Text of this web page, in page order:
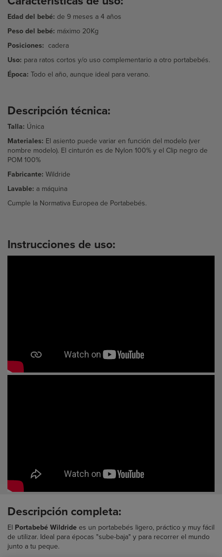
Edad del bebé: de 9 meses a 4 años
Peso del bebé: máximo 20Kg
Posiciones: cadera
Uso: para ratos cortos y/o uso complementario a otro portabebés.
Época: Todo el año, aunque ideal para verano.
Descripción técnica:
Talla: Única
Materiales: El asiento puede variar en función del modelo (ver
nombre modelo). El cinturón es de Nylon 100% y el Clip negro de
POM 100%
Fabricante: Wildride
Lavable: a máquina
Cumple la Normativa Europea de Portabebés.
Instrucciones de uso:
Descripción completa:
El Portabebé Wildride es un portabebés ligero, práctico y muy fácil
de utilizar. Ideal para épocas "sube-baja" y para recorrer el mundo
junto a tu peque.